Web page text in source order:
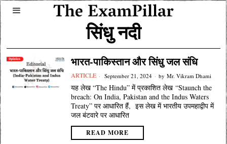
सिंधु नदी
भारत-पाकिस्तान और सिंधु जल संधि
ARTICLE September 21, 2024 by Mr. Vikram Dhami
यह लेख “The Hindu” में प्रकाशित लेख “Staunch the
breach: On India, Pakistan and the Indus Waters
Treaty” पर आधारित हैं, इस लेख में भारतीय उपमहाद्वीप में
जल बंटवारे पर आधारित
READ MORE